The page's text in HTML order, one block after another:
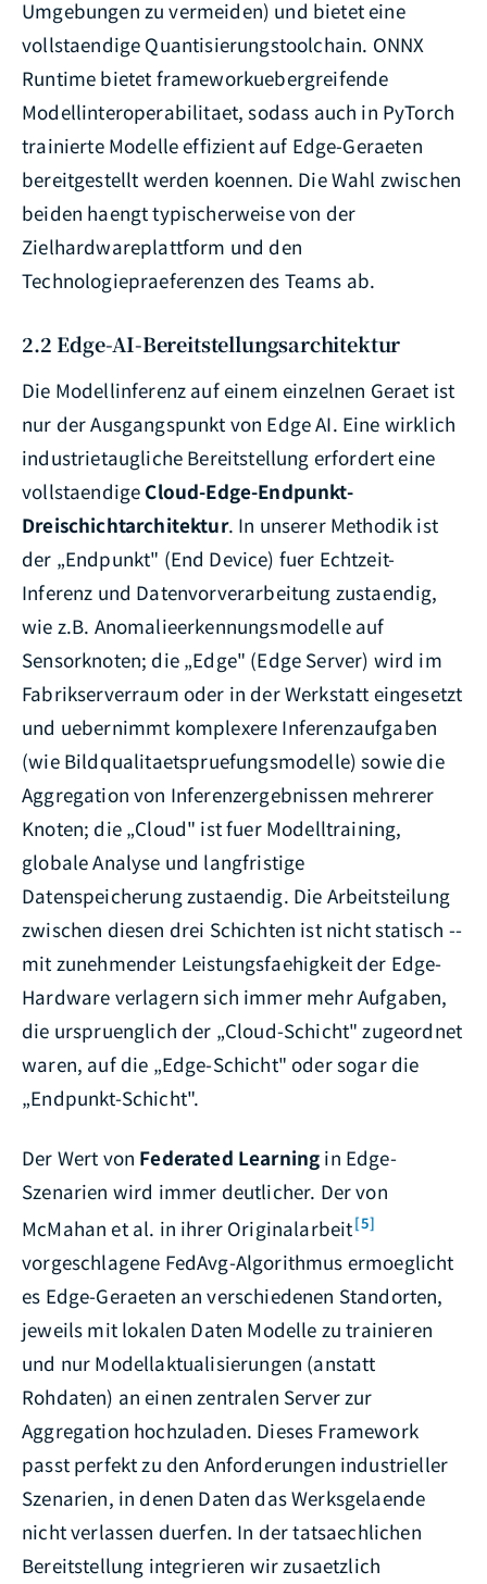
Umgebungen zu vermeiden) und bietet eine
vollstaendige Quantisierungstoolchain. ONNX
Runtime bietet frameworkuebergreifende
Modellinteroperabilitaet, sodass auch in PyTorch
trainierte Modelle effizient auf Edge-Geraeten
bereitgestellt werden koennen. Die Wahl zwischen
beiden haengt typischerweise von der
Zielhardwareplattform und den
Technologiepraeferenzen des Teams ab.
2.2 Edge-AI-Bereitstellungsarchitektur
Die Modellinferenz auf einem einzelnen Geraet ist
nur der Ausgangspunkt von Edge AI. Eine wirklich
industrietaugliche Bereitstellung erfordert eine
vollstaendige Cloud-Edge-Endpunkt-
Dreischichtarchitektur. In unserer Methodik ist
der „Endpunkt" (End Device) fuer Echtzeit-
Inferenz und Datenvorverarbeitung zustaendig,
wie z.B. Anomalieerkennungsmodelle auf
Sensorknoten; die „Edge" (Edge Server) wird im
Fabrikserverraum oder in der Werkstatt eingesetzt
und uebernimmt komplexere Inferenzaufgaben
(wie Bildqualitaetspruefungsmodelle) sowie die
Aggregation von Inferenzergebnissen mehrerer
Knoten; die „Cloud" ist fuer Modelltraining,
globale Analyse und langfristige
Datenspeicherung zustaendig. Die Arbeitsteilung
zwischen diesen drei Schichten ist nicht statisch --
mit zunehmender Leistungsfaehigkeit der Edge-
Hardware verlagern sich immer mehr Aufgaben,
die urspruenglich der „Cloud-Schicht" zugeordnet
waren, auf die „Edge-Schicht" oder sogar die
„Endpunkt-Schicht".
Der Wert von Federated Learning in Edge-
Szenarien wird immer deutlicher. Der von
McMahan et al. in ihrer Originalarbeit[5]
vorgeschlagene FedAvg-Algorithmus ermoeglicht
es Edge-Geraeten an verschiedenen Standorten,
jeweils mit lokalen Daten Modelle zu trainieren
und nur Modellaktualisierungen (anstatt
Rohdaten) an einen zentralen Server zur
Aggregation hochzuladen. Dieses Framework
passt perfekt zu den Anforderungen industrieller
Szenarien, in denen Daten das Werksgelaende
nicht verlassen duerfen. In der tatsaechlichen
Bereitstellung integrieren wir zusaetzlich